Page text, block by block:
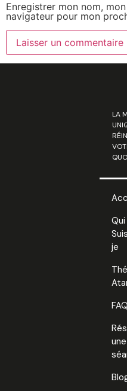
Enregistrer mon nom,
navigateur pour mon
LA
Qui
je
FAQ
une